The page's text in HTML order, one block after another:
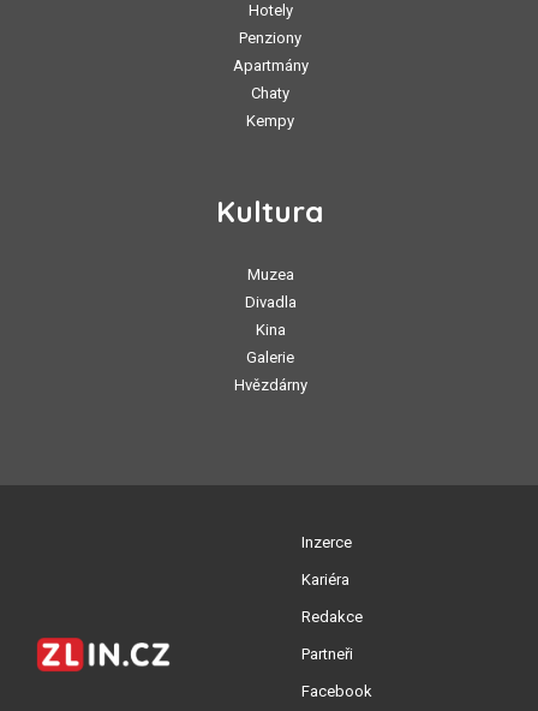
Hotely
Penziony
Apartmány
Chaty
Kempy
Kultura
Muzea
Divadla
Kina
Galerie
Hvězdárny
Inzerce
Kariéra
Redakce
Partneři
Facebook